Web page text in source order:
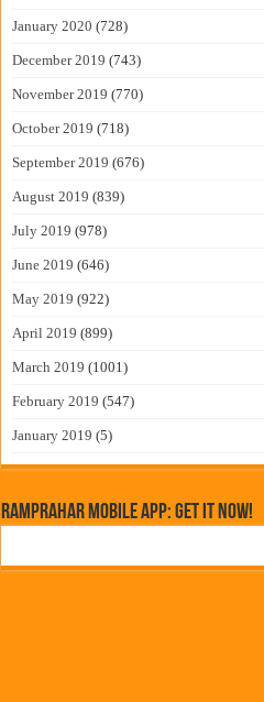
January 2020 (728)
December 2019 (743)
November 2019 (770)
October 2019 (718)
September 2019 (676)
August 2019 (839)
July 2019 (978)
June 2019 (646)
May 2019 (922)
April 2019 (899)
March 2019 (1001)
February 2019 (547)
January 2019 (5)
RamPrahar Mobile App: Get it Now!